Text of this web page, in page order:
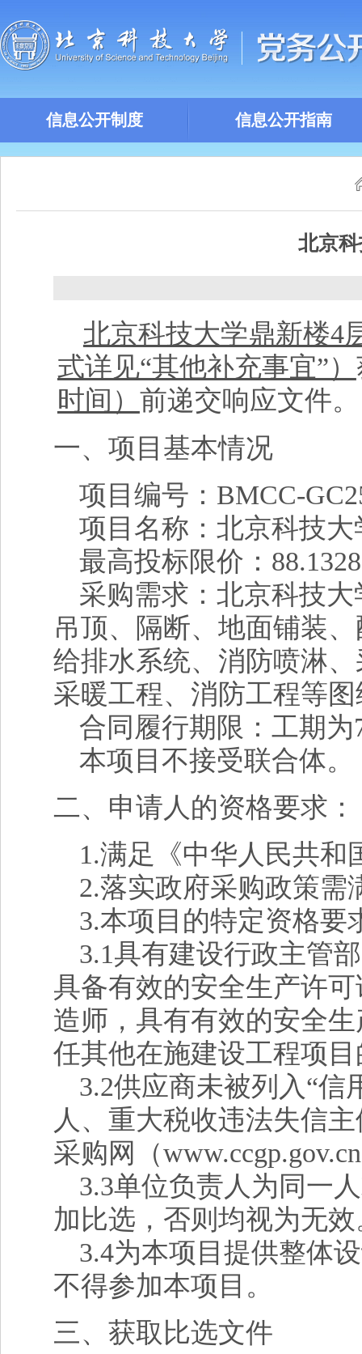
信息公开制度 信息公开指南
北京
北京科技大学鼎新楼4
式详见“其他补充事宜”）
时间） 前递交响应文件。
一、项目基本情况
项目编号：BMCC-
项目名称：北京科技
最高投标限价：
采购需求：北京科技
吊顶、隔断、地面铺装
给排水系统、消防喷淋
采暖工程、消防工程等
合同履行期限：工期为
本项目不接受联合体。
二、申请人的资格要求：
1.满足《中华人民共和
2.落实政府采购政策需
3.本项目的特定资格要
3.1具有建设行政主管
具备有效的安全生产许
造师，具有有效的安全
任其他在施建设工程项
3.2供应商未被列入“信
人、重大税收违法失信
采购网（
3.3单位负责人为同一
加比选，否则均视为无效
3.4为本项目提供整体
不得参加本项目。
三、获取比选文件